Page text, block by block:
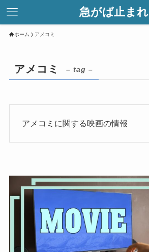
急がば止まれ
ホーム アメコミ
アメコミ – tag –
アメコミに関する映画の情報